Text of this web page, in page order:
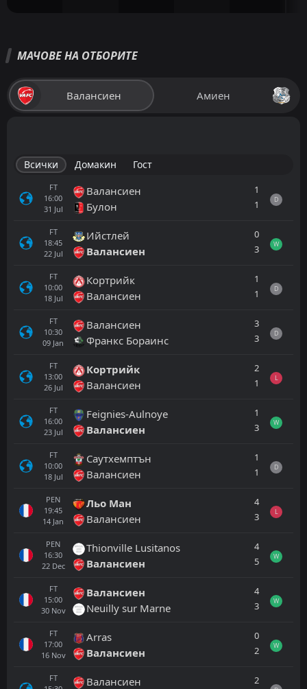
МАЧОВЕ НА ОТБОРИТЕ
Валансиен Амиен
Всички Домакин Гост
FT
16:00
31 Jul
Валансиен
Булон
1
1
D
FT
18:45
22 Jul
Ийстлей
Валансиен
0
3
W
FT
10:00
18 Jul
Кортрийк
Валансиен
1
1
D
FT
10:30
09 Jan
Валансиен
Франкс Бораинс
3
3
D
FT
13:00
26 Jul
Кортрийк
Валансиен
2
1
L
FT
16:00
23 Jul
Feignies-Aulnoye
Валансиен
1
3
W
FT
10:00
18 Jul
Саутхемптън
Валансиен
1
1
D
PEN
19:45
14 Jan
Льо Ман
Валансиен
4
3
L
PEN
16:30
22 Dec
Thionville Lusitanos
Валансиен
4
5
W
FT
15:00
30 Nov
Валансиен
Neuilly sur Marne
4
3
W
FT
17:00
16 Nov
Arras
Валансиен
0
2
W
FT
Валансиен
2